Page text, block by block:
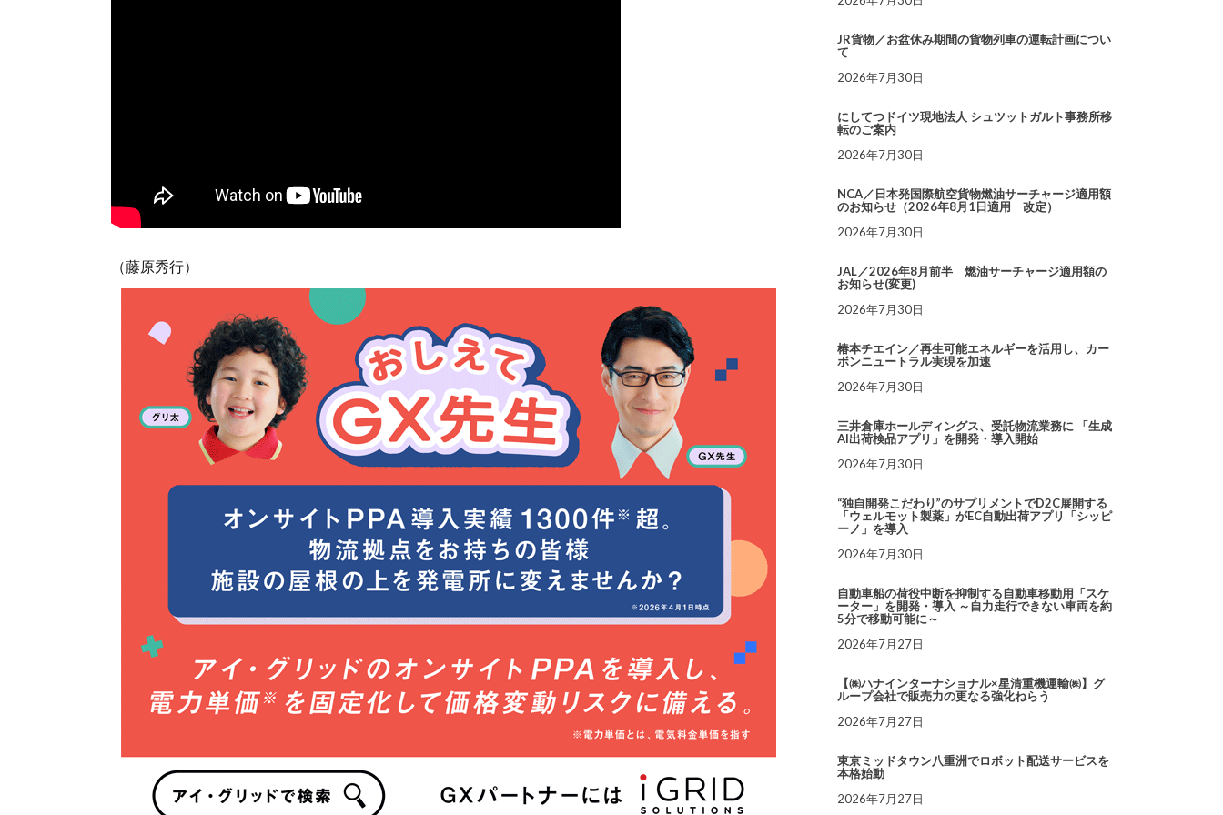
（藤原秀行）
JR貨物／お盆休み期間の貨物列車の運転計画につい
て
2026年7月30日
にしてつドイツ現地法人 シュツットガルト事務所移
転のご案内
2026年7月30日
NCA／日本発国際航空貨物燃油サーチャージ適用額
のお知らせ（2026年8月1日適用 改定）
2026年7月30日
JAL／2026年8月前半 燃油サーチャージ適用額の
お知らせ(変更)
2026年7月30日
椿本チエイン／再生可能エネルギーを活用し、カー
ボンニュートラル実現を加速
2026年7月30日
三井倉庫ホールディングス、受託物流業務に 「生成
AI出荷検品アプリ」を開発・導入開始
2026年7月30日
“独自開発こだわり”のサプリメントでD2C展開する
「ウェルモット製薬」がEC自動出荷アプリ「シッピ
ーノ」を導入
2026年7月30日
自動車船の荷役中断を抑制する自動車移動用「スケ
ーター」を開発・導入 ～自力走行できない車両を約
5分で移動可能に～
2026年7月27日
【㈱ハナインターナショナル×星清重機運輸㈱】グ
ループ会社で販売力の更なる強化ねらう
2026年7月27日
東京ミッドタウン八重洲でロボット配送サービスを
本格始動
2026年7月27日